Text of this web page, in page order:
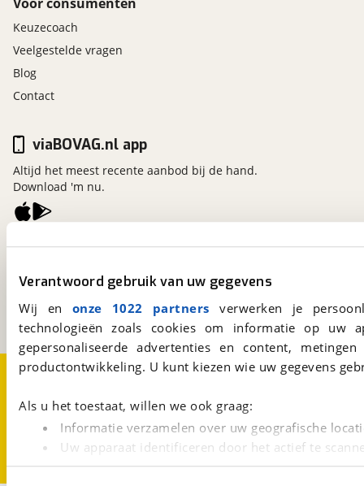
Verantwoord gebruik van uw gegevens
Wij en onze 1022 partners verwerken je
technologieën zoals cookies om informatie op
gepersonaliseerde advertenties en content,
productontwikkeling. U kunt kiezen wie uw gegevens
Als u het toestaat, willen we ook graag:
Informatie verzamelen over uw geografische
Uw apparaat identificeren door het actief te
Lees meer over hoe uw persoonlijke gegevens worden
Keuzecoach
Veelgestelde vragen
Blog
Contact
viaBOVAG.nl
3981 AJ Bunnik
Een initiatief van
BOVAG
viaBOVAG.nl app
Altijd het meest recente aanbod bij de hand.
Download 'm nu.
Over viaBOVAG.nlDisclaimer- en Privacyverklaring